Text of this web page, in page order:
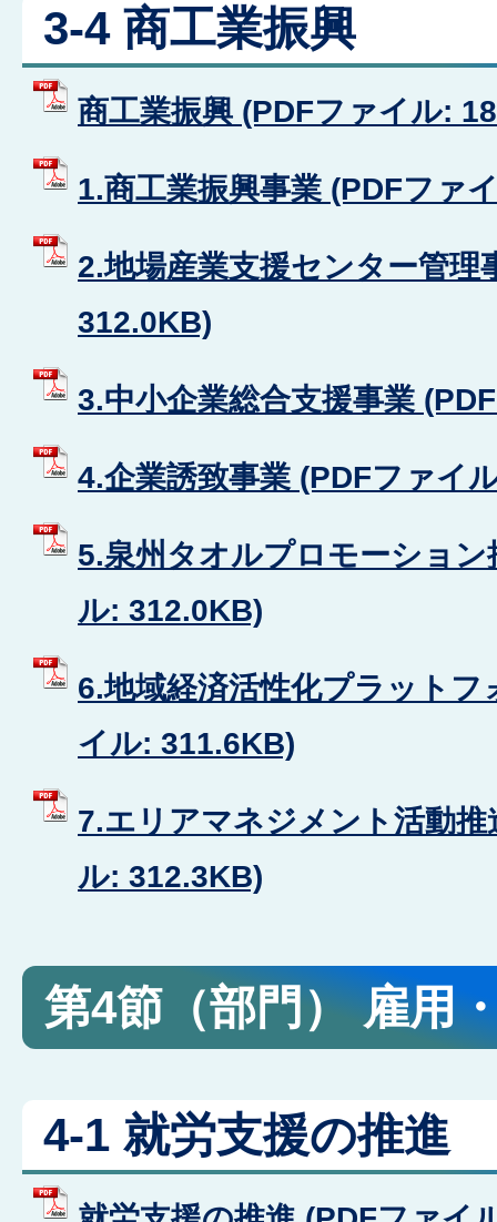
3-4 商工業振興
商工業振興 (PDFファイル:
1.商工業振興事業 (PDFファ
2.地場産業支援センター管理
312.0KB)
3.中小企業総合支援事業
4.企業誘致事業 (PDFファイ
5.泉州タオルプロモーショ
ル: 312.0KB)
6.地域経済活性化プラットフ
イル: 311.6KB)
7.エリアマネジメント活動
ル: 312.3KB)
第4節（部門） 雇用
4-1 就労支援の推進